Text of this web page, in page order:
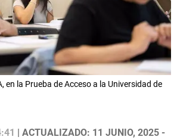
en la Prueba de Acceso a la Universidad de
| ACTUALIZADO: 11 JUNIO, 2025 -